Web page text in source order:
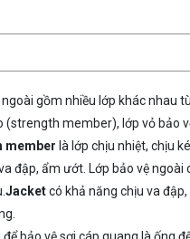
gồm nhiều lớp khác
(strength member), lớp vỏ
member là lớp chịu nhiệt, chịu
đập, ẩm ướt. Lớp bảo vệ
Jacketcó khả năng chịu va